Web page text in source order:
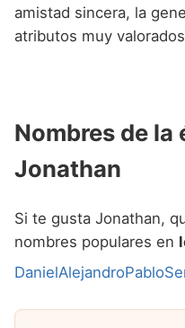
amistad sincera, la
atributos muy
Nombres de la
Jonathan
Si te gusta Jonathan,
nombres populares en
DanielAlejandroPablo